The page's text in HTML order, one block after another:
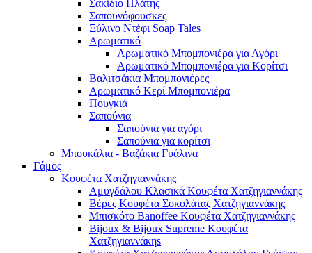
Σακίδιο Πλάτης
Σαπουνόφουσκες
Ξύλινο Ντέφι Soap Tales
Αρωματικό
Αρωματικό Μπομπονιέρα για Αγόρι
Αρωματικό Μπομπονιέρα για Κορίτσι
Βαλιτσάκια Μπομπονιέρες
Αρωματικό Κερί Μπομπονιέρα
Πουγκιά
Σαπούνια
Σαπούνια για αγόρι
Σαπούνια για κορίτσι
Μπουκάλια - Βαζάκια Γυάλινα
Γάμος
Κουφέτα Χατζηγιαννάκης
Αμυγδάλου Κλασικά Κουφέτα Χατζηγιαννάκης
Βέρες Κουφέτα Σοκολάτας Χατζηγιαννάκης
Μπισκότο Banoffee Κουφέτα Χατζηγιαννάκης
Bijoux & Bijoux Supreme Κουφέτα
Χατζηγιαννάκηs